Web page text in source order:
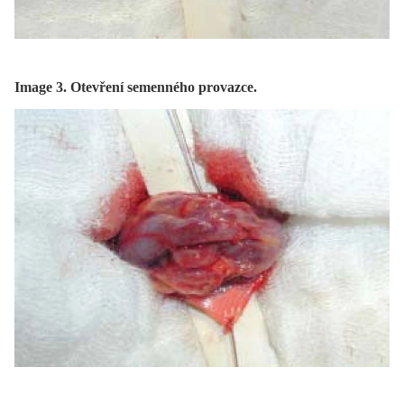
Image 3. Otevření semenného provazce.